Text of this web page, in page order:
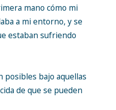
mano cómo mi
a mi entorno, y se
estaban sufriendo
posibles bajo aquellas
de que se pueden